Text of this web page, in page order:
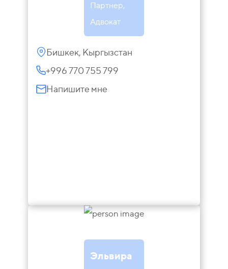
Партнер,
Адвокат
Бишкек, Кыргызстан
+996 770 755 799
Напишите мне
Эльвира